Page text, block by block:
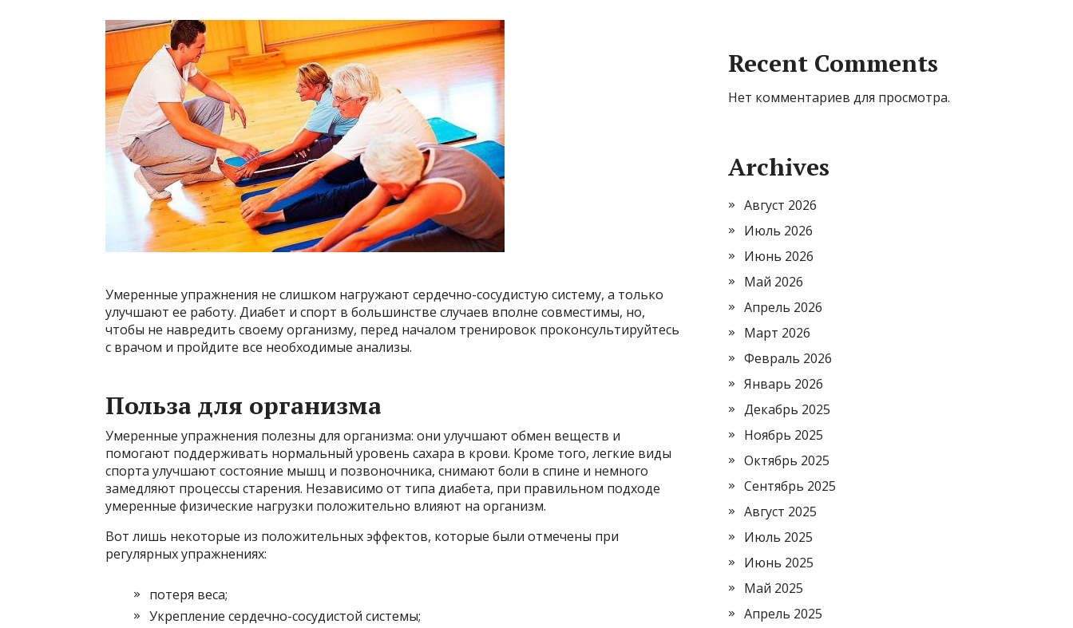
Умеренные упражнения не слишком нагружают сердечно-сосудистую систему, а только
улучшают ее работу. Диабет и спорт в большинстве случаев вполне совместимы, но,
чтобы не навредить своему организму, перед началом тренировок проконсультируйтесь
с врачом и пройдите все необходимые анализы.
Польза для организма
Умеренные упражнения полезны для организма: они улучшают обмен веществ и
помогают поддерживать нормальный уровень сахара в крови. Кроме того, легкие виды
спорта улучшают состояние мышц и позвоночника, снимают боли в спине и немного
замедляют процессы старения. Независимо от типа диабета, при правильном подходе
умеренные физические нагрузки положительно влияют на организм.
Вот лишь некоторые из положительных эффектов, которые были отмечены при
регулярных упражнениях:
потеря веса;
Укрепление сердечно-сосудистой системы;
Recent Comments
Нет комментариев для просмотра.
Archives
Август 2026
Июль 2026
Июнь 2026
Май 2026
Апрель 2026
Март 2026
Февраль 2026
Январь 2026
Декабрь 2025
Ноябрь 2025
Октябрь 2025
Сентябрь 2025
Август 2025
Июль 2025
Июнь 2025
Май 2025
Апрель 2025